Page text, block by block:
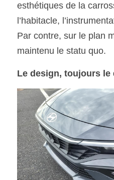
esthétiques de la
l’habitacle,
Par contre, sur le plan
maintenu le statu quo.
Le design, toujours le